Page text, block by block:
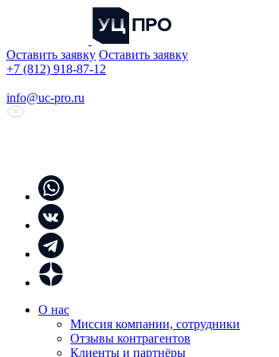
Оставить заявку Оставить заявку
+7 (812) 918-87-12
info@uc-pro.ru
О нас
Миссия компании, сотрудники
Отзывы контрагентов
Клиенты и партнёры